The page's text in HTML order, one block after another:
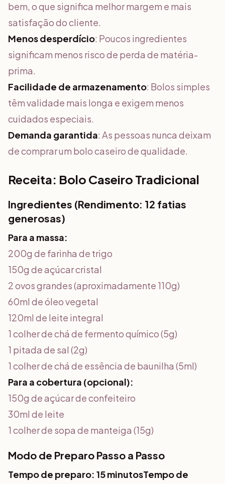
bem, o que significa melhor margem e mais
satisfação do cliente.
Menos desperdício: Poucos ingredientes
significam menos risco de perda de matéria-
prima.
Facilidade de armazenamento: Bolos simples
têm validade mais longa e exigem menos
cuidados especiais.
Demanda garantida: As pessoas nunca deixam
de comprar um bolo caseiro de qualidade.
Receita: Bolo Caseiro Tradicional
Ingredientes (Rendimento: 12 fatias
generosas)
Para a massa:
200g de farinha de trigo
150g de açúcar cristal
2 ovos grandes (aproximadamente 110g)
60ml de óleo vegetal
120ml de leite integral
1 colher de chá de fermento químico (5g)
1 pitada de sal (2g)
1 colher de chá de essência de baunilha (5ml)
Para a cobertura (opcional):
150g de açúcar de confeiteiro
30ml de leite
1 colher de sopa de manteiga (15g)
Modo de Preparo Passo a Passo
Tempo de preparo: 15 minutosTempo de